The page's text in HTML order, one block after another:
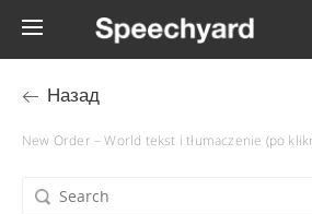
Назад
New Order – World tekst i tłumaczenie (po